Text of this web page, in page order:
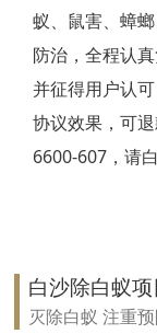
靖江白蚁防治
泰兴白蚁防治
扬州白蚁防治
宝应白蚁防治
镇江白蚁防治
蚁、鼠害、蟑
防治，全程认
并征得用户认
协议效果，可
6600-607，请
白沙除白蚁项
灭除白蚁 注重